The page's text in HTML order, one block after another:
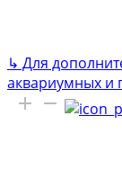
↳ Для
аквариумных и